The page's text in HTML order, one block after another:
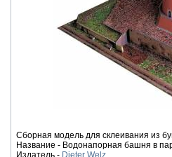
Сборная модель для склеивания из
Название - Водонапорная башня в
Издатель - Dieter Welz